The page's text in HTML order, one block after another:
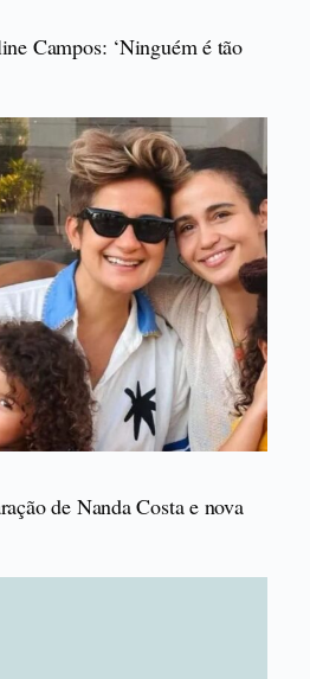
Campos: ‘Ninguém é tão
de Nanda Costa e nova